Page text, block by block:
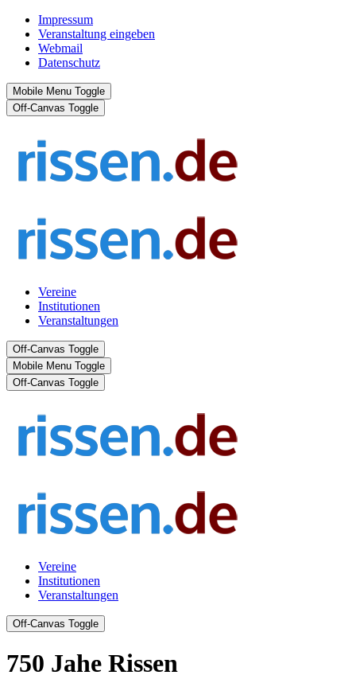
Impressum
Veranstaltung eingeben
Webmail
Datenschutz
Mobile Menu Toggle
Off-Canvas Toggle
Vereine
Institutionen
Veranstaltungen
Off-Canvas Toggle
Mobile Menu Toggle
Off-Canvas Toggle
Vereine
Institutionen
Veranstaltungen
Off-Canvas Toggle
750 Jahe Rissen